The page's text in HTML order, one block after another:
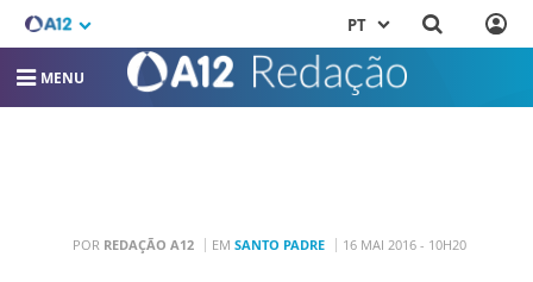
PT
MENU
POR REDAÇÃO A12 EM SANTO PADRE 16 MAI 2016 - 10H20